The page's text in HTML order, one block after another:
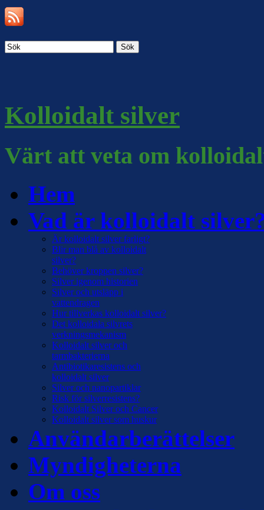
Sök
Kolloidalt silver
Värt att veta om
Hem
Vad är kolloidalt
Är kolloidalt silver farligt?
Blir man blå av kolloidalt
silver?
Behöver kroppen silver?
Silver igenom historien
Silver och utsläpp i
vattendragen
Hur tillverkas kolloidalt silver?
Det kolloidala silvrets
verkningsmekanism
Kolloidalt silver och
tarmbakterierna
Antibiotikaresistens och
kolloidalt silver
Silver och nanopartiklar
Risk för silverresistens?
Kolloidalt Silver och Cancer
Kolloidalt silver som huskur
Användarberättelser
Myndigheterna
Om oss